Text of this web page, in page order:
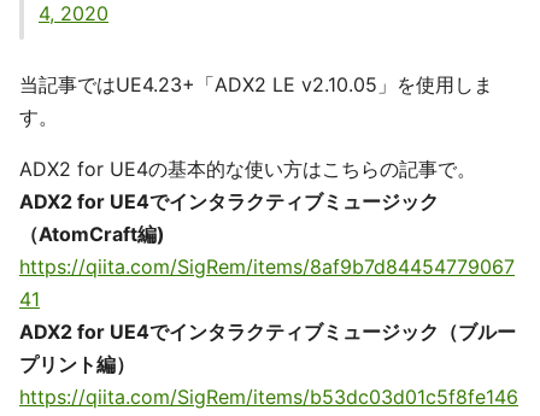
4, 2020
当記事ではUE4.23+「ADX2 LE v2.10.05」を使用しま
す。
ADX2 for UE4の基本的な使い方はこちらの記事で。
ADX2 for UE4でインタラクティブミュージック
（AtomCraft編)
https://qiita.com/SigRem/items/8af9b7d84454779067
41
ADX2 for UE4でインタラクティブミュージック（ブルー
プリント編）
https://qiita.com/SigRem/items/b53dc03d01c5f8fe146